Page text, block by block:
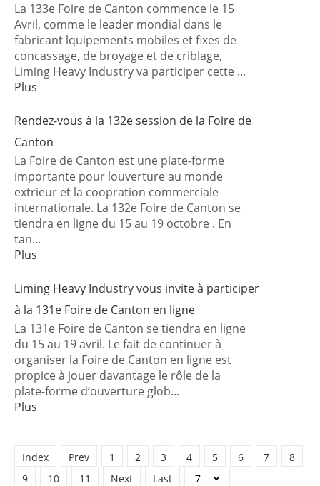
La 133e Foire de Canton commence le 15
Avril, comme le leader mondial dans le
fabricant lquipements mobiles et fixes de
concassage, de broyage et de criblage,
Liming Heavy Industry va participer cette ...
Plus
Rendez-vous à la 132e session de la Foire de
Canton
La Foire de Canton est une plate-forme
importante pour louverture au monde
extrieur et la coopration commerciale
internationale. La 132e Foire de Canton se
tiendra en ligne du 15 au 19 octobre . En
tan...
Plus
Liming Heavy Industry vous invite à participer
à la 131e Foire de Canton en ligne
La 131e Foire de Canton se tiendra en ligne
du 15 au 19 avril. Le fait de continuer à
organiser la Foire de Canton en ligne est
propice à jouer davantage le rôle de la
plate-forme d’ouverture glob...
Plus
Index Prev 1 2 3 4 5 6 7
8
9
10 11 Next
Last